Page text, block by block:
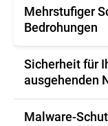
Mehrstufiger
Bedrohungen
Sicherheit für
ausgehenden
Malware-